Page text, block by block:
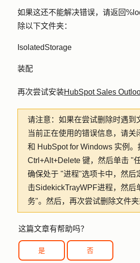
如果这还不能解决错误，请返回
除以下文件夹：
IsolatedStorage
装配
再次尝试安装HubSpot Sales
请注意：如果在尝试删除时遇到
当前正在使用的错误信息，请关
和 HubSpot for Windows 实例。
Ctrl+Alt+Delete 键，然后单击 "
确保处于 "进程"选项卡中，然后
击SidekickTrayWPF进程，然后
务"。然后，再次尝试删除文件夹
这篇文章有帮助吗？
是 否